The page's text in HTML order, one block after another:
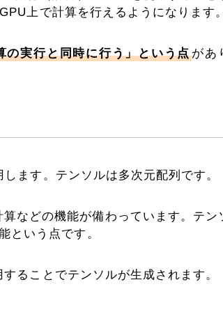
上で計算を行えるようになります。
実行と同時に行う」という点があ
ます。テンソルは多次元配列です。
などの機能が備わっています。テン
という点です。
ることでテンソルが生成されます。